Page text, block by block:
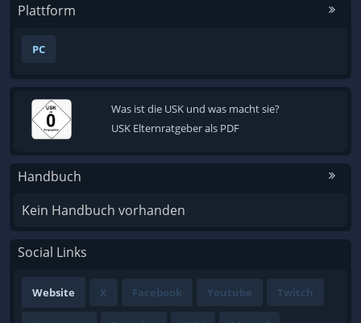
Plattform
PC
Was ist die USK und was macht sie?
USK Elternratgeber als PDF
Handbuch
Kein Handbuch vorhanden
Social Links
Website X Facebook Youtube Twitch